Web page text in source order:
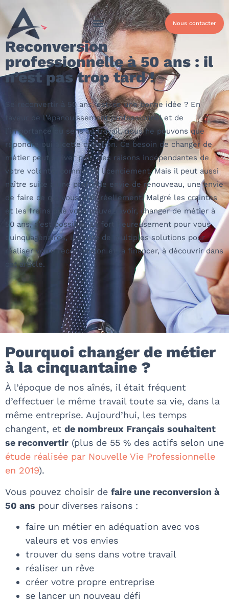
Nous contacter
Reconversion
professionnelle à 50 ans : il
n’est pas trop tard !
Se reconvertir à 50 ans, est-ce une bonne idée ? En
faveur de l’épanouissement professionnel et de
l’importance du sens au travail, nous ne pouvons que
répondre oui à cette question. Ce besoin de changer de
métier peut arriver pour des raisons indépendantes de
votre volonté, comme un licenciement. Mais il peut aussi
naître suite à uneprofonde envie de renouveau, une envie
de faire ce qui vous plaît réellement. Malgré les craintes
et les freins que vous pouvez avoir, changer de métier à
50 ans, c’est possible. Et fort heureusement pour vous
quinquagénaires, il existe de multiples solutions pour
réaliser votre reconversion et la financer, à découvrir dans
cet article.
Pourquoi changer de métier
à la cinquantaine ?
À l’époque de nos aînés, il était fréquent
d’effectuer le même travail toute sa vie, dans la
même entreprise. Aujourd’hui, les temps
changent, et de nombreux Français souhaitent
se reconvertir (plus de 55 % des actifs selon une
étude réalisée par Nouvelle Vie Professionnelle
en 2019).
Vous pouvez choisir de faire une reconversion à
50 ans pour diverses raisons :
faire un métier en adéquation avec vos
valeurs et vos envies
trouver du sens dans votre travail
réaliser un rêve
créer votre propre entreprise
se lancer un nouveau défi